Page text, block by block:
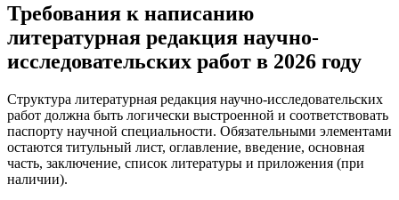
Требования к написанию
литературная редакция научно-
исследовательских работ в 2026 году
Структура литературная редакция научно-исследовательских
работ должна быть логически выстроенной и соответствовать
паспорту научной специальности. Обязательными элементами
остаются титульный лист, оглавление, введение, основная
часть, заключение, список литературы и приложения (при
наличии).